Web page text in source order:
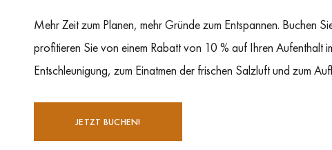
Mehr Zeit zum Planen, mehr Gründe zum Entspannen. Buchen
profitieren Sie von einem Rabatt von 10 % auf Ihren Aufenthalt
Entschleunigung, zum Einatmen der frischen Salzluft und zum
JETZT BUCHEN!